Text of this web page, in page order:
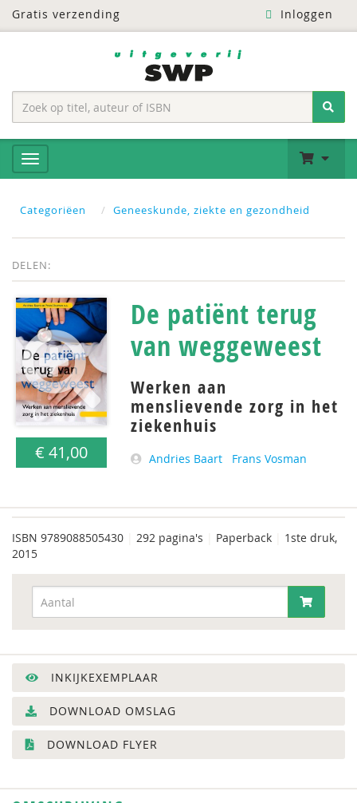
Gratis verzending Inloggen
Categoriëen Geneeskunde, ziekte en gezondheid
DELEN:
€ 41,00
De patiënt terug
van weggeweest
Werken aan
menslievende zorg in het
ziekenhuis
Andries Baart Frans Vosman
ISBN 9789088505430 292 pagina's Paperback
1ste druk,
2015
INKIJKEXEMPLAAR
DOWNLOAD OMSLAG
DOWNLOAD FLYER